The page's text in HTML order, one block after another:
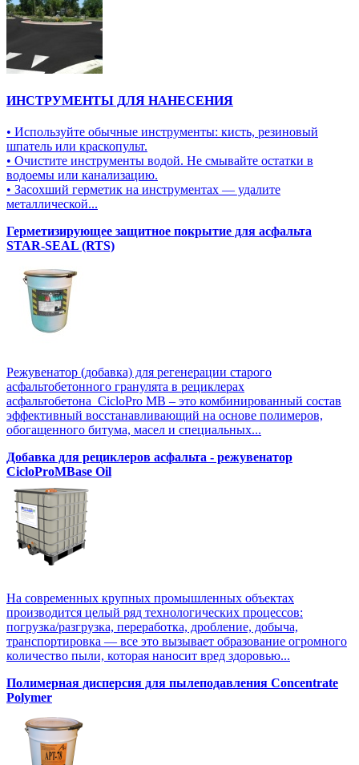
ИНСТРУМЕНТЫ ДЛЯ НАНЕСЕНИЯ
• Используйте обычные инструменты: кисть, резиновый
шпатель или краскопульт.
• Очистите инструменты водой. Не смывайте остатки в
водоемы или канализацию.
• Засохший герметик на инструментах — удалите
металлической...
Герметизирующее защитное покрытие для асфальта
STAR-SEAL (RTS)
Режувенатор (добавка) для регенерации старого
асфальтобетонного гранулята в рециклерах
асфальтобетона CicloPro MB – это комбинированный состав
эффективный восстанавливающий на основе полимеров,
обогащенного битума, масел и специальных...
Добавка для рециклеров асфальта - режувенатор
CicloProMBase Oil
На современных крупных промышленных объектах
производится целый ряд технологических процессов:
погрузка/разгрузка, переработка, дробление, добыча,
транспортировка — все это вызывает образование огромного
количество пыли, которая наносит вред здоровью...
Полимерная дисперсия для пылеподавления Concentrate
Polymer